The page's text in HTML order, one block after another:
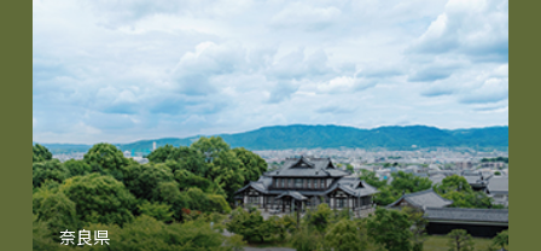
奈良県